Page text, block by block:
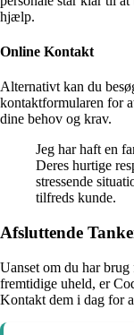
hjælp.
Online Kontakt
Alternativt kan du
kontaktformularen for
dine behov og krav.
Jeg har haft en
Deres hurtige
stressende
tilfreds kunde.
Afsluttende
Uanset om du har
fremtidige uheld, er
Kontakt dem i dag for